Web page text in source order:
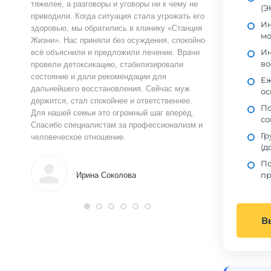
тяжелее, а разговоры и уговоры ни к чему не
приводили. Когда ситуация стала угрожать его
здоровью, мы обратились в клинику «Станция
Жизни». Нас приняли без осуждения, спокойно
всё объяснили и предложили лечение. Врачи
провели детоксикацию, стабилизировали
состояние и дали рекомендации для
дальнейшего восстановления. Сейчас муж
держится, стал спокойнее и ответственнее.
Для нашей семьи это огромный шаг вперёд.
Спасибо специалистам за профессионализм и
человеческое отношение.
Ирина Соколова
«Станция
страшно и
чувства быстро
выслушал,
и предложил
прошло
лечения я
что могу жить